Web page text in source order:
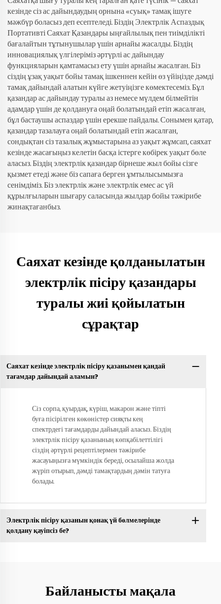
кезінде сіз ас дайындаудың орнына «суық» тамақ ішуге
мәжбүр боласыз деп есептеледі. Біздің Электрлік Аспаздық
Портативті Саяхат Қазандары ыңғайлылық пен тиімділікті
бағалайтын тұтынушылар үшін арнайы жасалды. Біздің
инновациялық үлгілеріміз әртүрлі ас дайындау
функцияларын қамтамасыз ету үшін арнайы жасалған. Біз
сіздің ұзақ уақыт бойы тамақ ішкеннен кейін өз үйіңізде дәмді
тамақ дайындай алатын күйге жетуіңізге көмектесеміз. Бұл
қазандар ас дайындау туралы аз немесе мүлдем білмейтін
адамдар үшін де қолдануға оңай болатындай етіп жасалған,
бұл бастаушы аспаздар үшін ерекше пайдалы. Сонымен қатар,
қазандар тазалауға оңай болатындай етіп жасалған,
сондықтан сіз тазалық жұмыстарына аз уақыт жұмсап, саяхат
кезінде жасағыңыз келетін басқа істерге көбірек уақыт бөле
аласыз. Біздің электрлік қазандар бірнеше жыл бойы сізге
қызмет етеді және біз сапаға берген ұмтылысымызға
сенімдіміз. Біз электрлік және электрлік емес ас үй
құрылғыларын шығару саласында жылдар бойы тәжірибе
жинақтағанбыз.
Саяхат кезінде қолданылатын
электрлік пісіру қазандары
туралы жиі қойылатын
сұрақтар
Саяхат кезінде электрлік пісіру қазанымен қандай
тағамдар дайындай аламын?
Сіз сорпа, қуырдақ, күріш, макарон және тіпті
буға пісірілген көкөністер сияқты кең
спектрдегі тағамдарды дайындай аласыз. Біздің
электрлік пісіру қазанының көпқабілеттілігі
сіздің әртүрлі рецептілермен тәжірибе
жасауыңызға мүмкіндік береді, осылайша жолда
жүріп отырып, дәмді тамақтардың дәмін татуға
болады.
Электрлік пісіру қазанын қонақ үй бөлмелерінде
қолдану қауіпсіз бе?
Байланысты мақала